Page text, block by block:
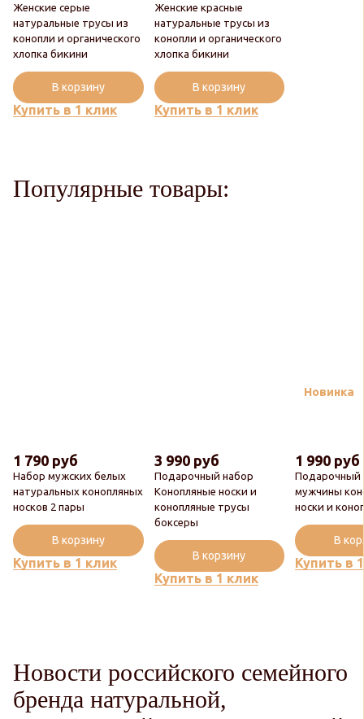
Женские серые
натуральные трусы из
конопли и органического
хлопка бикини
Купить в 1 клик
В корзину
Женские красные
натуральные трусы из
конопли и органического
хлопка бикини
Купить в 1 клик
В корзину
Популярные товары:
Набор мужских белых
натуральных конопляных
носков 2 пары
1 790 руб
Купить в 1 клик
В корзину
Подарочный набор
Конопляные носки и
конопляные трусы
боксеры
3 990 руб
Купить в 1 клик
В корзину
Новинка
Подарочный
мужчины
носки и
1 990 руб
Купить в
В
Новости российского семейного
бренда натуральной,